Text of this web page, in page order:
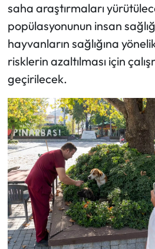
saha araştırmaları
popülasyonunun insan
hayvanların sağlığına
risklerin azaltılması için
geçirilecek.